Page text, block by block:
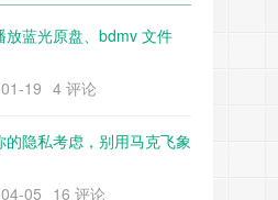
放蓝光原盘、bdmv 文件
19 4 评论
的隐私考虑，别用马克飞象
05 16 评论